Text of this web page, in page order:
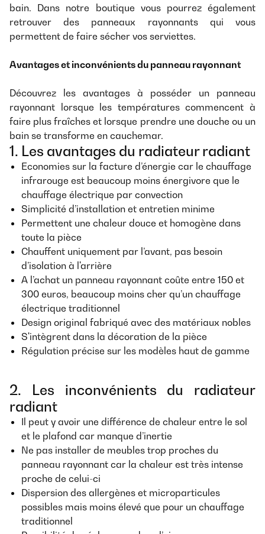
bain. Dans notre boutique vous pourrez également
retrouver des panneaux rayonnants qui vous
permettent de faire sécher vos serviettes.
Avantages et inconvénients du panneau rayonnant
Découvrez les avantages à posséder un panneau
rayonnant lorsque les températures commencent à
faire plus fraîches et lorsque prendre une douche ou un
bain se transforme en cauchemar.
1. Les avantages du radiateur radiant
Economies sur la facture d’énergie car le chauffage
infrarouge est beaucoup moins énergivore que le
chauffage électrique par convection
Simplicité d’installation et entretien minime
Permettent une chaleur douce et homogène dans
toute la pièce
Chauffent uniquement par l’avant, pas besoin
d’isolation à l'arrière
A l’achat un panneau rayonnant coûte entre 150 et
300 euros, beaucoup moins cher qu’un chauffage
électrique traditionnel
Design original fabriqué avec des matériaux nobles
S'intègrent dans la décoration de la pièce
Régulation précise sur les modèles haut de gamme
2. Les inconvénients du radiateur
radiant
Il peut y avoir une différence de chaleur entre le sol
et le plafond car manque d’inertie
Ne pas installer de meubles trop proches du
panneau rayonnant car la chaleur est très intense
proche de celui-ci
Dispersion des allergènes et microparticules
possibles mais moins élevé que pour un chauffage
traditionnel